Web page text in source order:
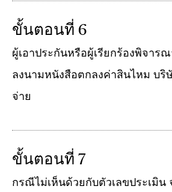
ขั้นตอนที่ 6
ผู้เอาประกันหรือผู้เรียกร้องพิจาร
ลงนามหนังสือตกลงค่าสินไหม บริ
จ่าย
ขั้นตอนที่ 7
กรณีไม่เห็นด้วยกับตัวเลขประเมิน